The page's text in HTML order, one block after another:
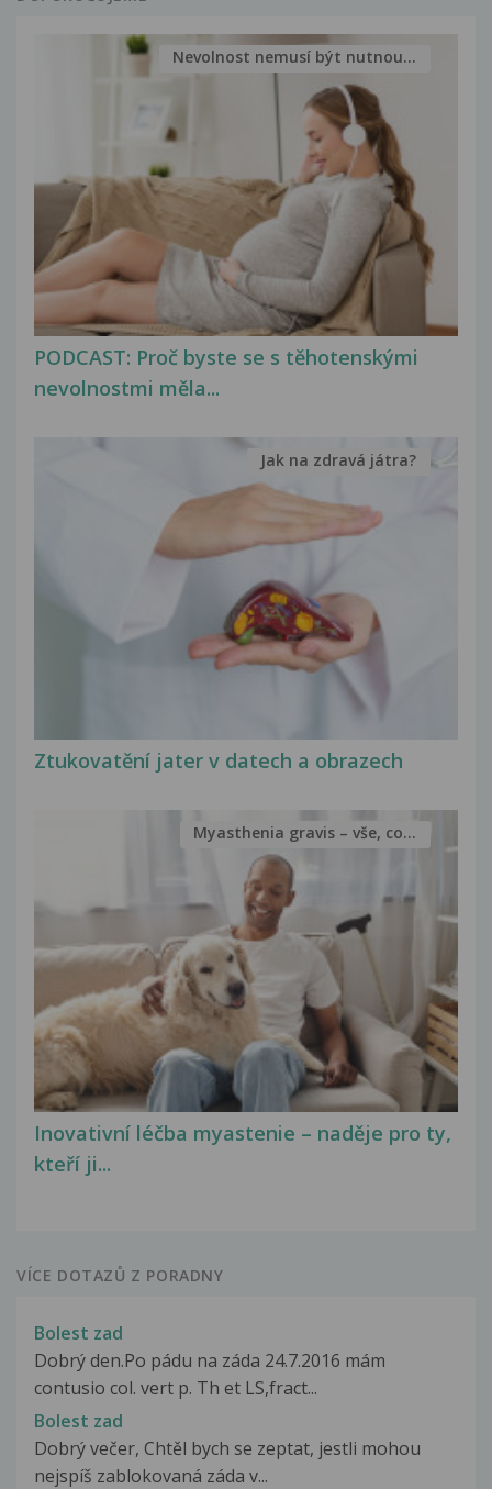
PODCAST: Proč byste se s těhotenskými
nevolnostmi měla...
Nevolnost nemusí být nutnou...
Ztukovatění jater v datech a obrazech
Jak na zdravá játra?
Inovativní léčba myastenie – naděje pro ty,
kteří ji...
Myasthenia gravis – vše, co...
VÍCE DOTAZŮ Z PORADNY
Bolest zad
Dobrý den.Po pádu na záda 24.7.2016 mám
contusio col. vert p. Th et LS,fract...
Bolest zad
Dobrý večer, Chtěl bych se zeptat, jestli mohou
nejspíš zablokovaná záda v...